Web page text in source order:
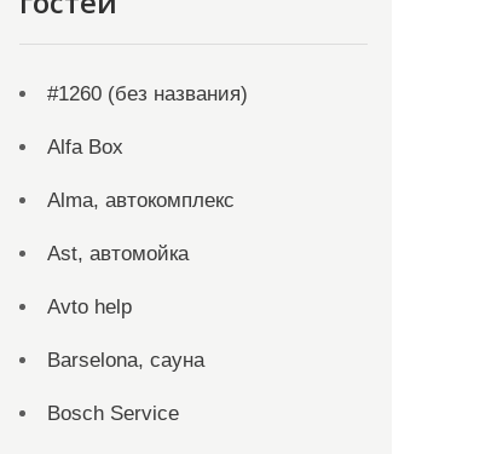
#1260 (без названия)
Alfa Box
Alma, автокомплекс
Ast, автомойка
Avto help
Barselona, сауна
Bosch Service